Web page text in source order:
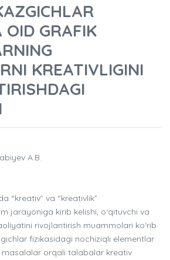
OID GRAFIK
KREATIVLIGINI
A.B.
“kreativ” va “kreativlik”
jarayoniga kirib kelishi, o‘qituvchi va
rivojlantirish muammolari ko‘rib
fizikasidagi nochiziqli elementlar
orqali talabalar kreativ